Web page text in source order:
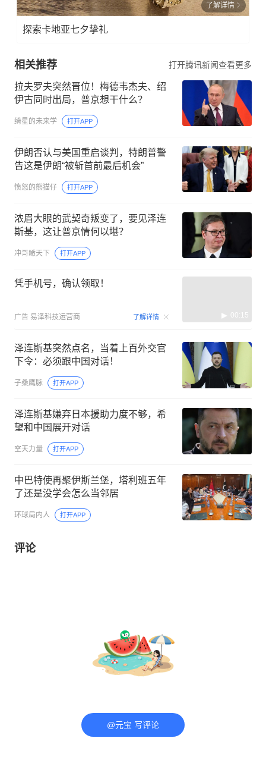
了解详情
探索卡地亚七夕挚礼
相关推荐 打开腾讯新闻查看更多
拉夫罗夫突然晋位！梅德韦杰夫、绍
伊古同时出局，普京想干什么？
绮星的未来学 打开APP
伊朗否认与美国重启谈判，特朗普警
告这是伊朗“被斩首前最后机会”
愤怒的熊猫仔 打开APP
浓眉大眼的武契奇叛变了，要见泽连
斯基，这让普京情何以堪？
冲哥瞰天下 打开APP
凭手机号，确认领取！
广告 易泽科技运营商 了解详情 00:15
泽连斯基突然点名，当着上百外交官
下令：必须跟中国对话！
子桑鹰脉 打开APP
泽连斯基嫌弃日本援助力度不够，希
望和中国展开对话
空天力量 打开APP
中巴特使再聚伊斯兰堡，塔利班五年
了还是没学会怎么当邻居
环球局内人 打开APP
评论
@元宝 写评论